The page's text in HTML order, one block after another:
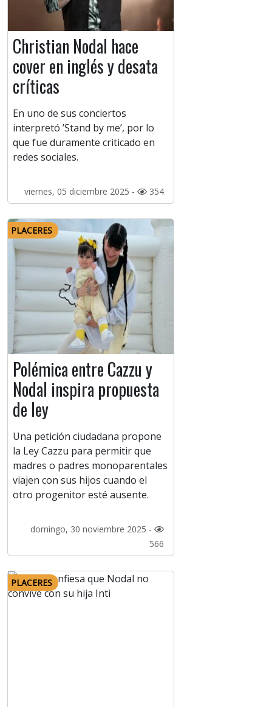
Christian Nodal hace
cover en inglés y desata
críticas
En uno de sus conciertos
interpretó ’Stand by me’, por lo
que fue duramente criticado en
redes sociales.
viernes, 05 diciembre 2025 - 354
PLACERES
Polémica entre Cazzu y
Nodal inspira propuesta
de ley
Una petición ciudadana propone
la Ley Cazzu para permitir que
madres o padres monoparentales
viajen con sus hijos cuando el
otro progenitor esté ausente.
domingo, 30 noviembre 2025 -
566
PLACERES